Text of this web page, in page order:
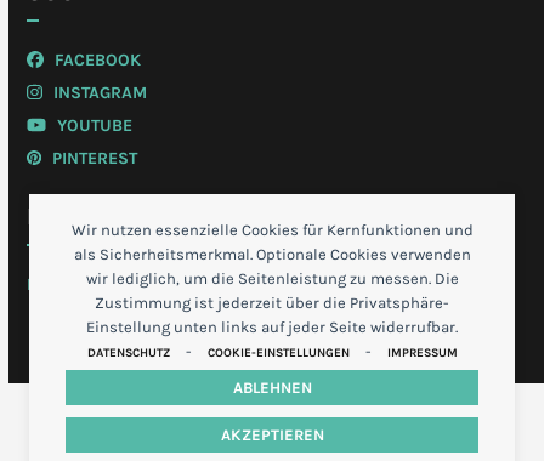
Wir nutzen essenzielle Cookies für Kernfunktionen und
als Sicherheitsmerkmal. Optionale Cookies verwenden
wir lediglich, um die Seitenleistung zu messen. Die
Zustimmung ist jederzeit über die Privatsphäre-
Einstellung unten links auf jeder Seite widerrufbar.
DATENSCHUTZ - COOKIE-EINSTELLUNGEN - IMPRESSUM
AKZEPTIEREN
ABLEHNEN
FACEBOOK
INSTAGRAM
YOUTUBE
PINTEREST
MEIN KONTO
LOGIN